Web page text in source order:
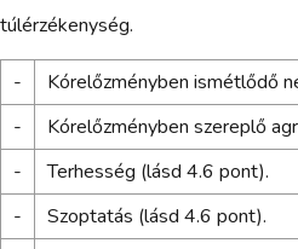
túlérzékenység.
-
Kórelőzményben ismétlődő
-
Kórelőzményben szereplő
-
Terhesség (lásd 4.6 pont).
-
Szoptatás (lásd 4.6 pont).